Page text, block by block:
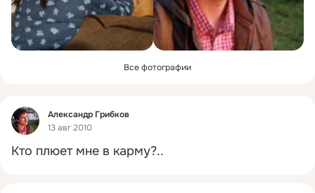
Все фотографии
Фид
Александр Грибков
13 авг 2010
Кто плюет мне в карму?..